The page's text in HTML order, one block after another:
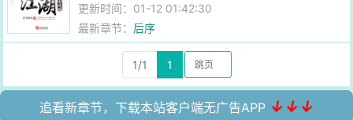
更新时间：01-12 01:42:30
最新章节： 后序
1/1 1
追看新章节，下载本站客户端无广告APP ↓↓↓